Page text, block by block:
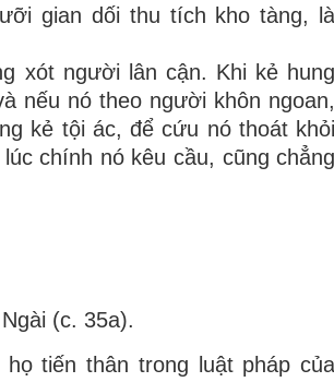
gian dối thu tích kho tàng, là
xót người lân cận. Khi kẻ hung
nếu nó theo người khôn ngoan,
kẻ tội ác, để cứu nó thoát khỏi
chính nó kêu cầu, cũng chẳng
(c. 35a).
tiến thân trong luật pháp của